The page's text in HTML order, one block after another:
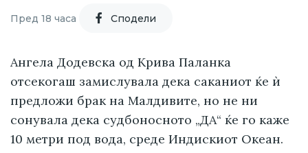
Пред 18 часа Cподели
Ангела Додевска од Крива Паланка
отсекогаш замислувала дека саканиот ќе ѝ
предложи брак на Малдивите, но не ни
сонувала дека судбоносното „ДА“ ќе го каже
10 метри под вода, среде Индискиот Океан.